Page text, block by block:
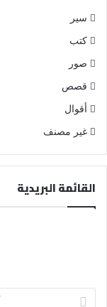
سير
كتب
صور
قصص
أقوال
غير مصنف
القائمة البريدية